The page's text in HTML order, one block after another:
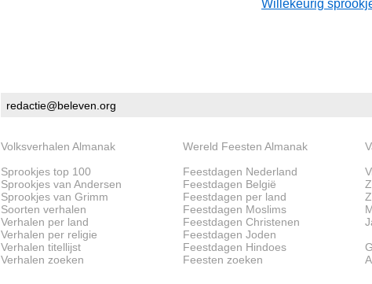
Willekeurig
redactie@beleven.org
Volksverhalen Almanak
Sprookjes top 100
Sprookjes van Andersen
Sprookjes van Grimm
Soorten verhalen
Verhalen per land
Verhalen per religie
Verhalen titellijst
Verhalen zoeken
Wereld Feesten Almanak
Feestdagen Nederland
Feestdagen België
Feestdagen per land
Feestdagen Moslims
Feestdagen Christenen
Feestdagen Joden
Feestdagen Hindoes
Feesten zoeken